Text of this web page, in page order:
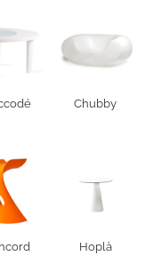
Chubby
Hoplà